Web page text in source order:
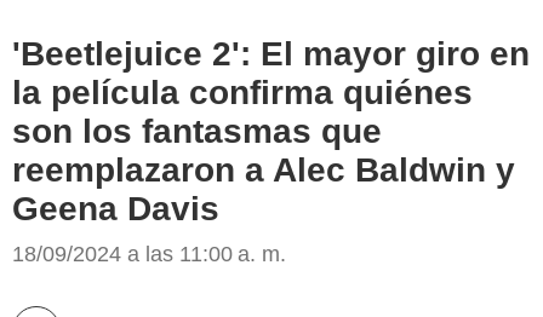
'Beetlejuice 2': El mayor giro en
la película confirma quiénes
son los fantasmas que
reemplazaron a Alec Baldwin y
Geena Davis
18/09/2024 a las 11:00 a. m.